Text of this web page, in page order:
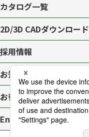
カタログ一覧
2D/3D CADダウンロード
採用情報
お知らせ一覧
お役立ちブログ
English page